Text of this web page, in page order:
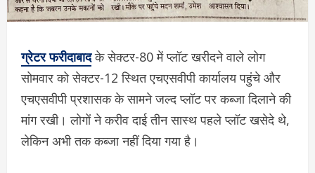
ग्रेटर फरीदाबादके सेक्टर-80 में प्लॉट खरीदने वाले लोग
सोमवार को सेक्टर-12 स्थित एचएसवीपी कार्यालय पहुंचे और
एचएसवीपी प्रशासक के सामने जल्द प्लॉट पर कब्जा दिलाने की
मांग रखी। लोगों ने करीव दाई तीन सास्थ पहले प्लॉट खसेदे थे,
लेकिन अभी तक कब्जा नहीं दिया गया है।